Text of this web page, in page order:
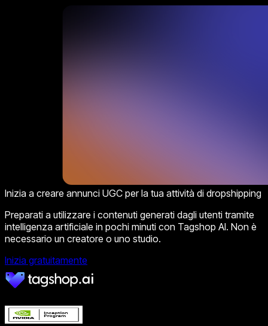
Inizia a creare annunci UGC per la tua attività di dropshipping
Preparati a utilizzare i contenuti generati dagli utenti tramite
intelligenza artificiale in pochi minuti con Tagshop AI. Non è
necessario un creatore o uno studio.
Inizia gratuitamente